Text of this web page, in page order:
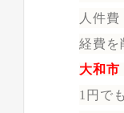
人件
経費を
大和
1円で